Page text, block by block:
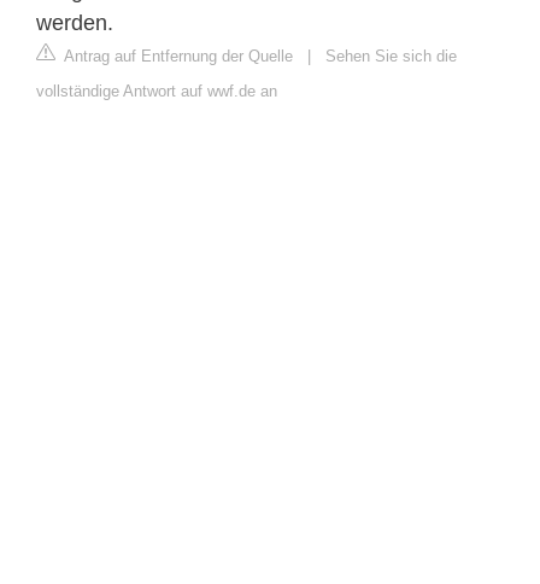
werden.
Antrag auf Entfernung der Quelle
Sehen Sie sich die
vollständige Antwort auf wwf.de an